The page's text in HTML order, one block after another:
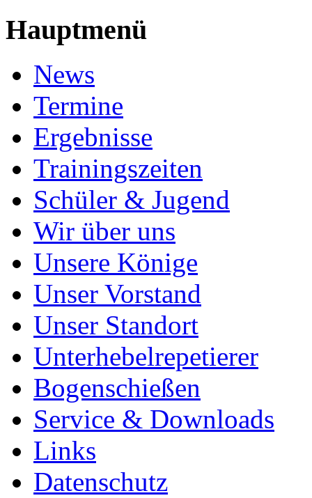
Hauptmenü
News
Termine
Ergebnisse
Trainingszeiten
Schüler & Jugend
Wir über uns
Unsere Könige
Unser Vorstand
Unser Standort
Unterhebelrepetierer
Bogenschießen
Service & Downloads
Links
Datenschutz